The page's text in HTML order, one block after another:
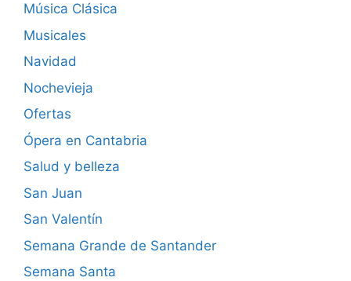
Música Clásica
Musicales
Navidad
Nochevieja
Ofertas
Ópera en Cantabria
Salud y belleza
San Juan
San Valentín
Semana Grande de Santander
Semana Santa